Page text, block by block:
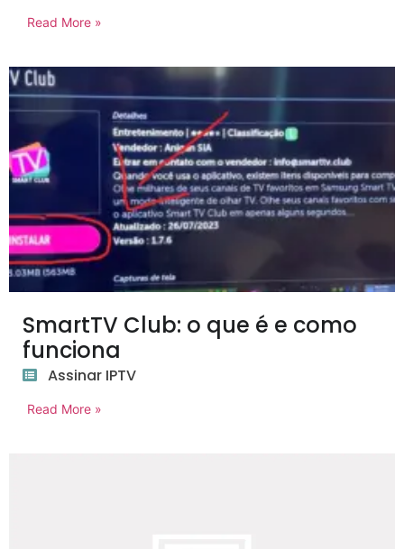
Read More »
SmartTV Club: o que é e como
funciona
Assinar IPTV
Read More »